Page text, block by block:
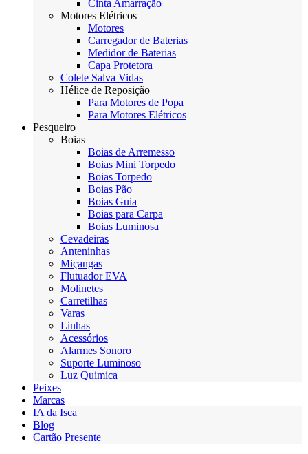
Cinta Amarração
Motores Elétricos
Motores
Carregador de Baterias
Medidor de Baterias
Capa Protetora
Colete Salva Vidas
Hélice de Reposição
Para Motores de Popa
Para Motores Elétricos
Pesqueiro
Boias
Boias de Arremesso
Boias Mini Torpedo
Boias Torpedo
Boias Pão
Boias Guia
Boias para Carpa
Boias Luminosa
Cevadeiras
Anteninhas
Miçangas
Flutuador EVA
Molinetes
Carretilhas
Varas
Linhas
Acessórios
Alarmes Sonoro
Suporte Luminoso
Luz Quimica
Peixes
Marcas
IA da Isca
Blog
Cartão Presente